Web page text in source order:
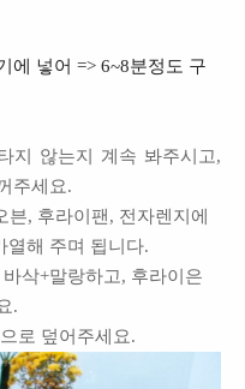
에 넣어 => 6~8분정도 구
지 않는지 계속 봐주시고,
주세요.
, 후라이팬, 전자렌지에
열해 주며 됩니다.
삭+말랑하고, 후라이은
.
로 덮어주세요.